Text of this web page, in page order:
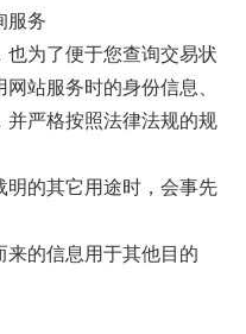
服务
为了便于您查询交易状
站服务时的身份信息、
严格按照法律法规的规
明的其它用途时，会事先
的信息用于其他目的